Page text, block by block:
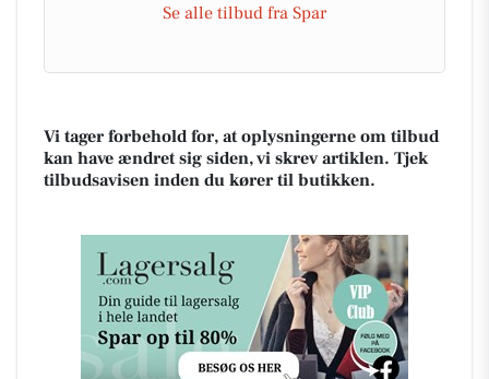
Se alle tilbud fra Spar
Vi tager forbehold for, at oplysningerne om tilbud
kan have ændret sig siden, vi skrev artiklen. Tjek
tilbudsavisen inden du kører til butikken.